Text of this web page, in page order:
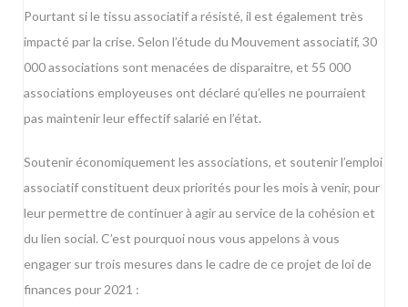
Pourtant si le tissu associatif a résisté, il est également très
impacté par la crise. Selon l’étude du Mouvement associatif, 30
000 associations sont menacées de disparaitre, et 55 000
associations employeuses ont déclaré qu’elles ne pourraient
pas maintenir leur effectif salarié en l’état.
Soutenir économiquement les associations, et soutenir l’emploi
associatif constituent deux priorités pour les mois à venir, pour
leur permettre de continuer à agir au service de la cohésion et
du lien social. C’est pourquoi nous vous appelons à vous
engager sur trois mesures dans le cadre de ce projet de loi de
finances pour 2021 :